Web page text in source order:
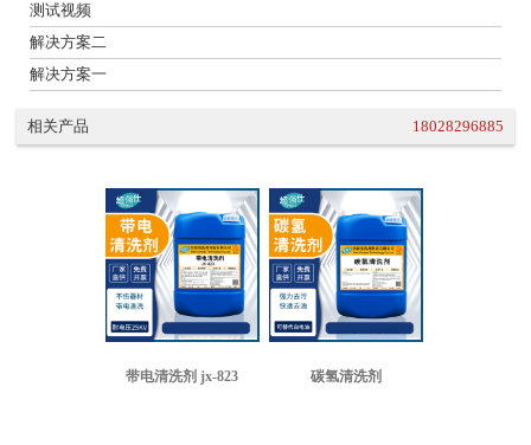
测试视频
解决方案二
解决方案一
相关产品 18028296885
带电清洗剂 jx-823 碳氢清洗剂